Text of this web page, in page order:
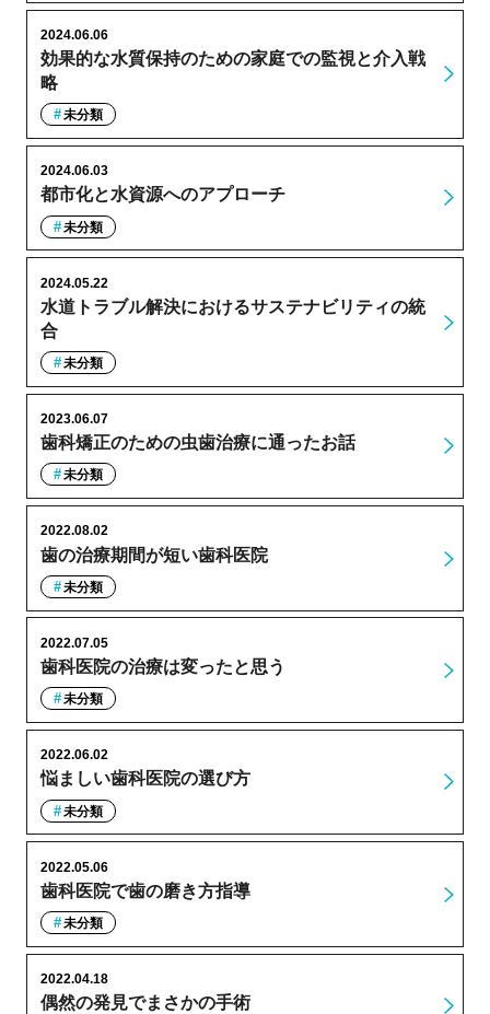
効果的な水質保持のための家庭での監視と介入戦
略
2024.06.06
未分類
都市化と水資源へのアプローチ
2024.06.03
未分類
水道トラブル解決におけるサステナビリティの統
合
2024.05.22
未分類
歯科矯正のための虫歯治療に通ったお話
2023.06.07
未分類
歯の治療期間が短い歯科医院
2022.08.02
未分類
歯科医院の治療は変ったと思う
2022.07.05
未分類
悩ましい歯科医院の選び方
2022.06.02
未分類
歯科医院で歯の磨き方指導
2022.05.06
未分類
偶然の発見でまさかの手術
2022.04.18